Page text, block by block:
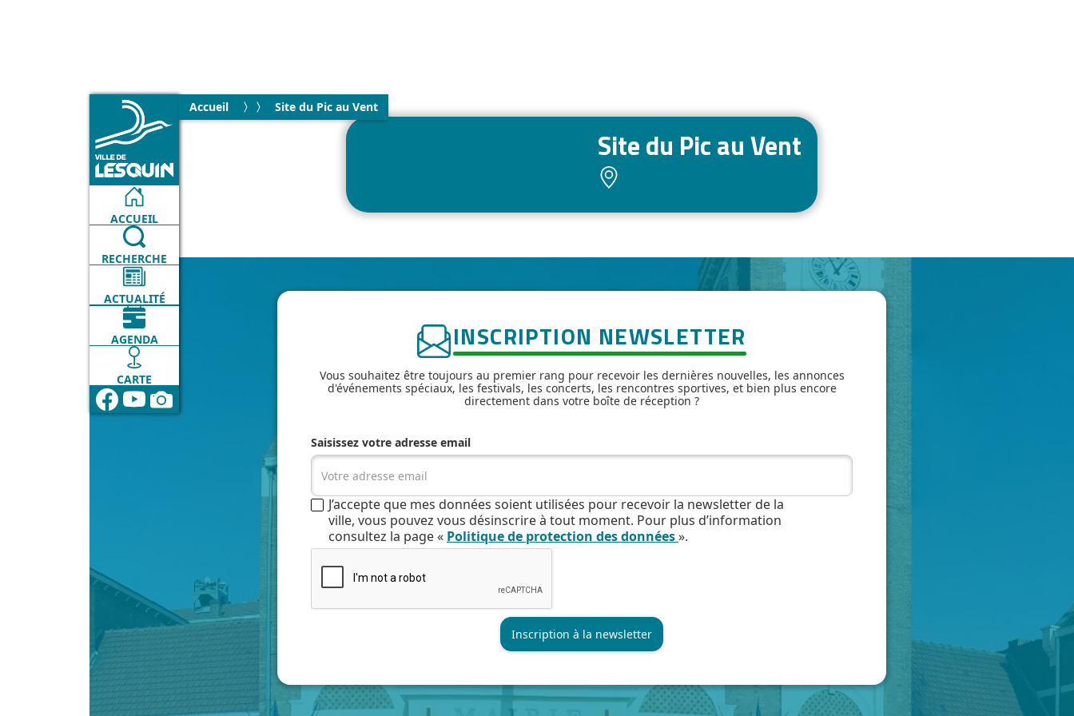
Accueil Site du Pic au Vent
ACCUEIL
RECHERCHE
ACTUALITÉ
AGENDA
CARTE
Site du Pic au Vent
INSCRIPTION NEWSLETTER
Vous souhaitez être toujours au premier rang pour recevoir les dernières nouvelles, les annonces
d'événements spéciaux, les festivals, les concerts, les rencontres sportives, et bien plus encore
directement dans votre boîte de réception ?
Saisissez votre adresse email
J’accepte que mes données soient utilisées pour recevoir la newsletter de la
ville, vous pouvez vous désinscrire à tout moment. Pour plus d’information
consultez la page « Politique de protection des données».